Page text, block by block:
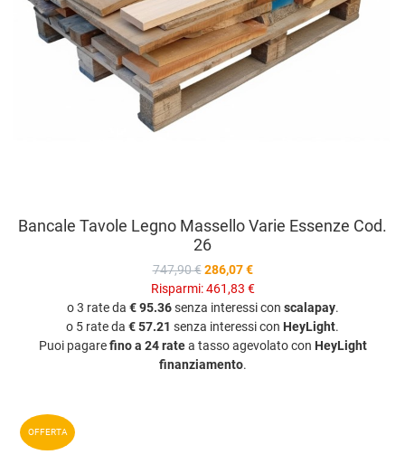
Bancale Tavole Legno Massello Varie Essenze Cod.
26
747,90 € 286,07 €
Risparmi:461,83 €
o 3 rate da € 95.36senza interessi con scalapay.
o 5 rate da € 57.21 senza interessi con HeyLight.
Puoi pagarefino a 24 ratea tasso agevolato con HeyLight
finanziamento.
OFFERTA